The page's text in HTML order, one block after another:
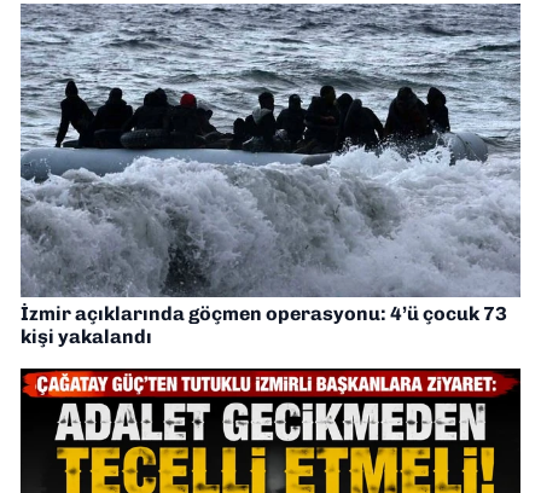
İzmir açıklarında göçmen operasyonu: 4’ü çocuk 73
kişi yakalandı